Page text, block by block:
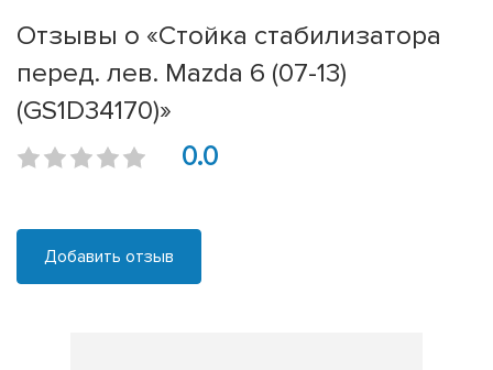
Отзывы о «Стойка стабилизатора
перед. лев. Mazda 6 (07-13)
(GS1D34170)»
0.0
Добавить отзыв